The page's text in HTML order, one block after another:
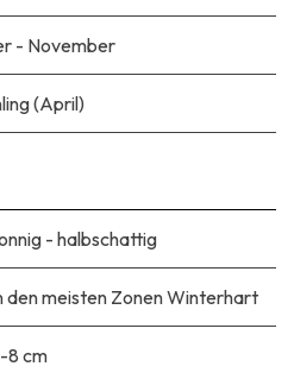
- November
(April)
- halbschattig
den meisten Zonen Winterhart
8 cm